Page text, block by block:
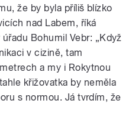
že by byla příliš blízko
nad Labem, říká
Bohumil Vebr: „Když
v cizině, tam
a my i Rokytnou
křižovatka by neměla
s normou. Já tvrdím, že